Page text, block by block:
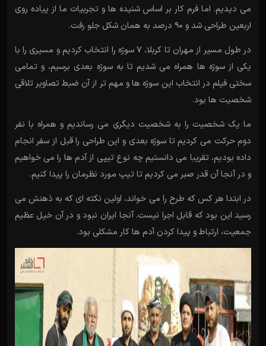
می دیدیم. اما فرم کار بر اساس شنیده ها و تجربیات ما از پیاده روی
اربعین طراحی شد و 90 درصد به همان شکل جلو رفت.
در طول مسیر از مهران تا کربلا، ۷ سوژه را انتخاب کردیم و مسیری را با
یکی از سوژه ها همراه می شدیم تا به سوژه بعدی برسیم، و تمامی
سختی فیلم در انتخاب این سوژه ها و مهم تر از آن ضبط تصاویر تلاقی
شخصیت ها بود.
ما یک شخصیت را به شخصیت دیگری می رساندیم و همراه با نفر
دوم حرکت می کردیم تا سوژه بعدی و این طراحی را قبل از سفر انجام
داده بودیم، تقریبا می دانستیم چه نوع تیپی از آدم ها را می خواهیم
و در آنجا آن قدر صبر می کردیم تا تیپ مورد نظرمان را پیدا کنیم.
در ابتدا هر کس که طرح را می خواند، اولین نکته ای که به ذهنش می
رسید این بود که قابل اجرا نیست. آنجا ایران نبود و در آن خیل عظیم
جمعیت، ارتباط و پیدا کردن آدم ها کار مشکلی بود.